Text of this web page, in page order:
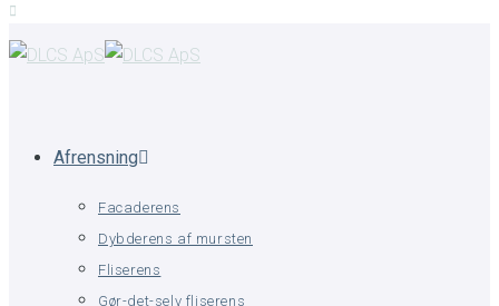
Afrensning
Facaderens
Dybderens af mursten
Fliserens
Gør-det-selv fliserens